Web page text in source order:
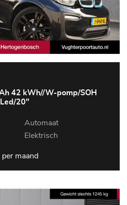
42 kWh//W-pomp/SOH
20"
Automaat
Elektrisch
maand